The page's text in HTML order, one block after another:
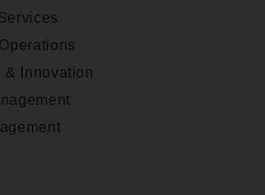
& Innovation
Expert